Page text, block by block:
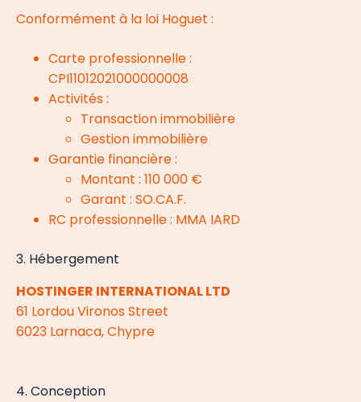
Conformément à la loi Hoguet :
Carte professionnelle :
CPI11012021000000008
Activités :
Transaction immobilière
Gestion immobilière
Garantie financière :
Montant : 110 000 €
Garant : SO.CA.F.
RC professionnelle : MMA IARD
3. Hébergement
HOSTINGER INTERNATIONAL LTD
61 Lordou Vironos Street
6023 Larnaca, Chypre
4. Conception